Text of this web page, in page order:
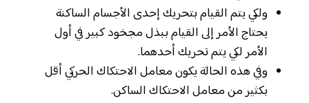
ولكي يتم القيام بتحريك إحدى الأجسام الساكنة
يحتاج الأمر إلى القيام ببذل مجخود كبير في أول
الأمر لكي يتم تحريك أحدهما.
وفي هذه الحالة يكون معامل الاحتكاك الحركي أقل
بكثير من معامل الاحتكاك الساكن.